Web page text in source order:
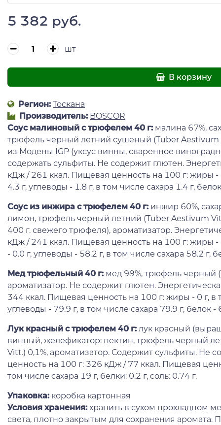
5 382 руб.
шт
В корзину
Регион: Тоскана
Производитель: BOSCOR
Соус малиновый с трюфелем 40 г: малина 67%,
трюфель черный летний сушеный (Tuber Aestivum
из Модены IGP (уксус винны, сваренное
содержать сульфиты. Не содержит глютен.
кДж / 261 ккал. Пищевая ценность на 100 г: жиры
4.3 г, углеводы - 1.8 г, в том числе сахара 1.4 г,
Соус из инжира с трюфелем 40 г: инжир 60%,
лимон, трюфель черный летний (Tuber Aestivum
400 г. свежего трюфеля), ароматизатор.
кДж / 241 ккал. Пищевая ценность на 100 г: жиры
- 0.0 г, углеводы - 58.2 г, в том числе сахара 58.2 г,
Мед трюфельный 40 г: мед 99%, трюфель черный
ароматизатор. Не содержит глютен.
344 ккал. Пищевая ценность на 100 г: жиры - 0 г,
углеводы - 79.9 г, в том числе сахара 79.9 г, белок -
Лук красный с трюфелем 40 г: лук красный
винный, желефикатор: пектин, трюфель черный
Vitt.) 0,1%, ароматизатор. Содержит сульфиты. Не
ценность на 100 г: 326 кДж / 77 ккал. Пищевая
том числе сахара 19 г, белки: 0.2 г, cоль: 0.74 г.
Упаковка: коробка картонная
Условия хранения: хранить в сухом прохладном
света, плотно закрытым для сохранения аромата.